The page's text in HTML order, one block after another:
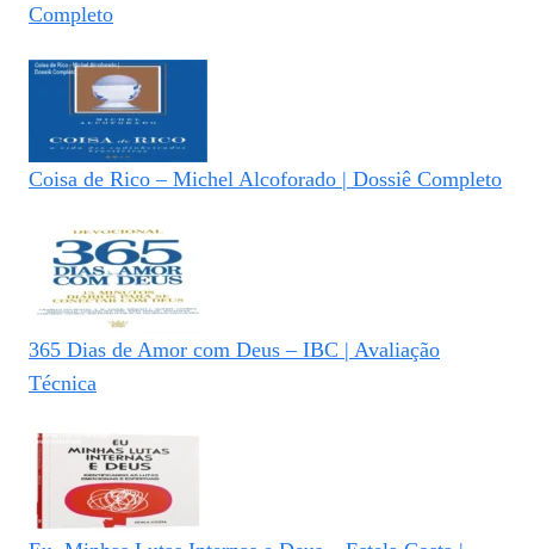
Completo
Coisa de Rico – Michel Alcoforado | Dossiê Completo
365 Dias de Amor com Deus – IBC | Avaliação
Técnica